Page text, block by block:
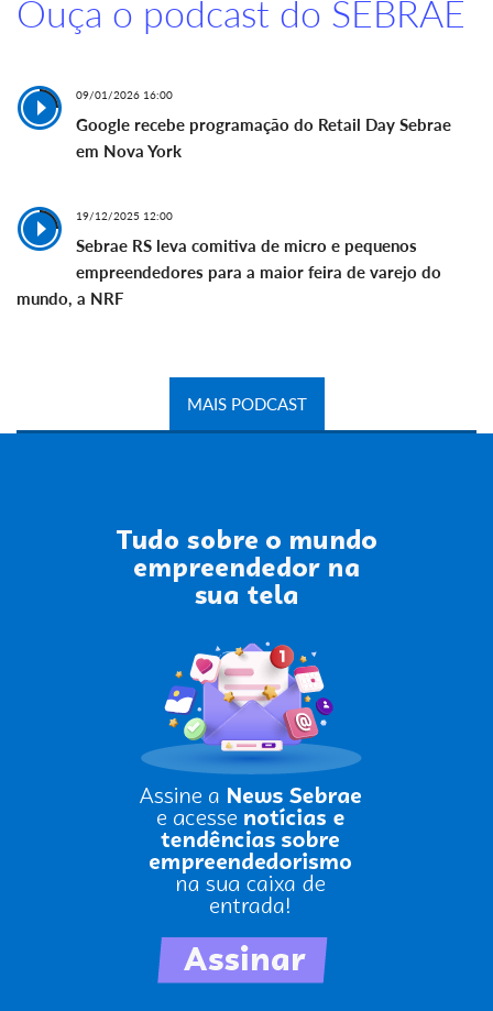
Ouça o podcast do SEBRAE
09/01/2026 16:00
Google recebe programação do Retail Day Sebrae
em Nova York
19/12/2025 12:00
Sebrae RS leva comitiva de micro e pequenos
empreendedores para a maior feira de varejo do
mundo, a NRF
MAIS PODCAST